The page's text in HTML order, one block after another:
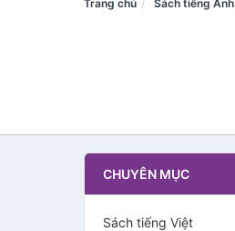
Trang chủ Sách tiếng Anh
CHUYÊN MỤC
Sách tiếng Việt